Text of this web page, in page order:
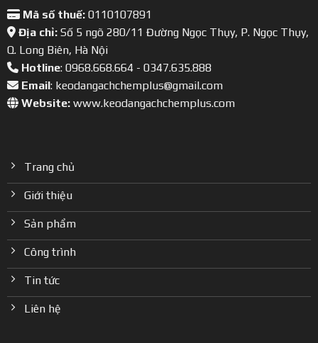
Mã số thuế: 0110107891
Địa chỉ:Số 5 ngõ 280/11 Đường Ngọc Thụy, P. Ngọc Thụy,
Q. Long Biên, Hà Nội
Hotline: 0968.668.664 - 0347.635.888
Email: keodangachchemplus@gmail.com
Website:www.keodangachchemplus.com
Trang chủ
Giới thiệu
Sản phẩm
Công trình
Tin tức
Liên hệ